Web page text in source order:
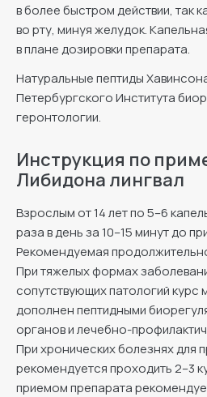
в более быстром действии, так
во рту, минуя желудок.
в плане дозировки препарата.
Натуральные пептиды
Петербургского Института
геронтологии.
Инструкция по
Либидона лингвал
Взрослым от 14 лет по 5–6
раза в день за 10–15 минут до
Рекомендуемая
При тяжелых формах
сопутствующих патологий курс
дополнен пептидными
органов и лечебно-
При хронических болезнях для
рекомендуется проходить 2–3
приемом препарата